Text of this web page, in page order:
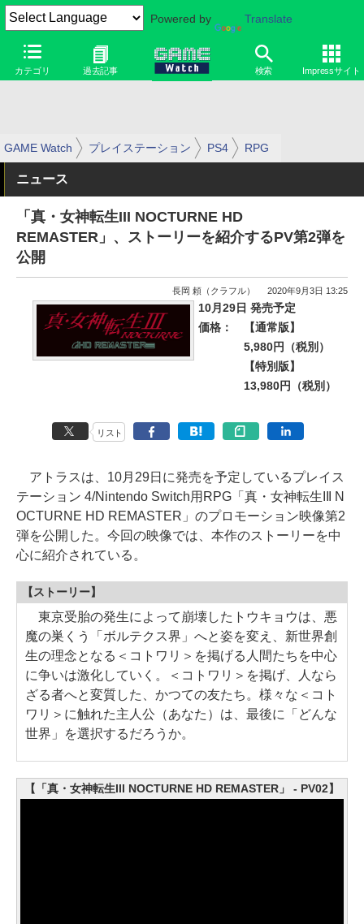
Powered by Translate
カテゴリ 過去記事 検索 Impressサイト
GAME Watch プレイステーション PS4 RPG
ニュース
「真・女神転生III NOCTURNE HD
REMASTER」、ストーリーを紹介するPV第2弾を
公開
長岡 頼（クラフル） 2020年9月3日 13:25
10月29日 発売予定
価格：
【通常版】
5,980円（税別）
【特別版】
13,980円（税別）
リスト
アトラスは、10月29日に発売を予定しているプレイス
テーション 4/Nintendo Switch用RPG「真・女神転生III N
OCTURNE HD REMASTER」のプロモーション映像第2
弾を公開した。今回の映像では、本作のストーリーを中
心に紹介されている。
【ストーリー】
東京受胎の発生によって崩壊したトウキョウは、悪
魔の巣くう「ボルテクス界」へと姿を変え、新世界創
生の理念となる＜コトワリ＞を掲げる人間たちを中心
に争いは激化していく。＜コトワリ＞を掲げ、人なら
ざる者へと変質した、かつての友たち。様々な＜コト
ワリ＞に触れた主人公（あなた）は、最後に「どんな
世界」を選択するだろうか。
【「真・女神転生III NOCTURNE HD REMASTER」 - PV02】